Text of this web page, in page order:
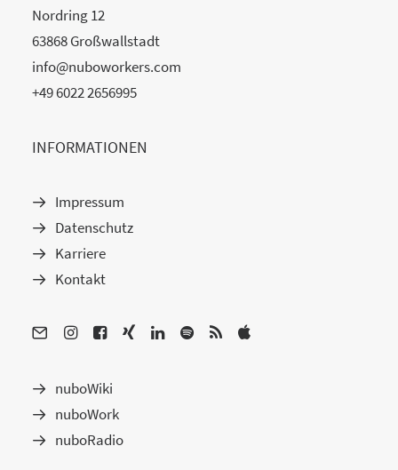
Nordring 12
63868 Großwallstadt
info@nuboworkers.com
+49 6022 2656995
INFORMATIONEN
Impressum
Datenschutz
Karriere
Kontakt
nuboWiki
nuboWork
nuboRadio